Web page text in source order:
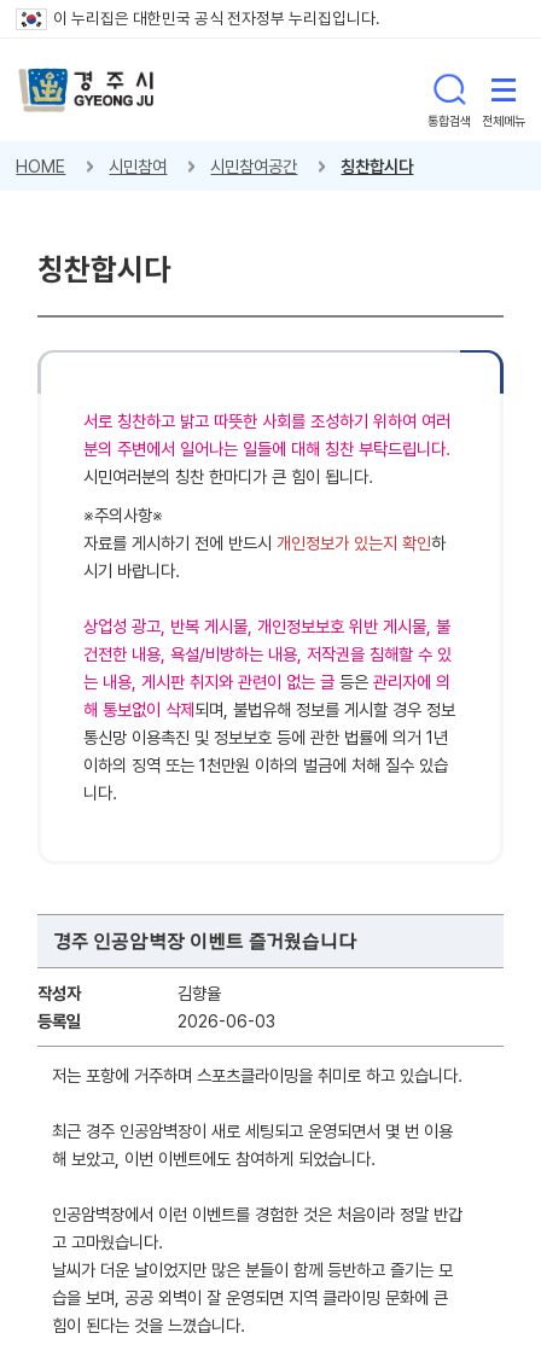
이 누리집은 대한민국 공식 전자정부 누리집입니다.
통합검색 전체메뉴
HOME 시민참여 시민참여공간 칭찬합시다
칭찬합시다
서로 칭찬하고 밝고 따뜻한 사회를 조성하기 위하여 여러
분의 주변에서 일어나는 일들에 대해 칭찬 부탁드립니다.
시민여러분의 칭찬 한마디가 큰 힘이 됩니다.
※주의사항※
자료를 게시하기 전에 반드시개인정보가 있는지 확인하
시기 바랍니다.
상업성 광고, 반복 게시물, 개인정보보호 위반 게시물, 불
건전한 내용, 욕설/비방하는 내용, 저작권을 침해할 수 있
는 내용, 게시판 취지와 관련이 없는 글 등은관리자에 의
해 통보없이 삭제 되며, 불법유해 정보를 게시할 경우 정보
통신망 이용촉진 및 정보보호 등에 관한 법률에 의거 1년
이하의 징역 또는 1천만원 이하의 벌금에 처해 질수 있습
니다.
경주 인공암벽장 이벤트 즐거웠습니다
작성자
김향율
등록일
2026-06-03
저는 포항에 거주하며 스포츠클라이밍을 취미로 하고 있습니다.
최근 경주 인공암벽장이 새로 세팅되고 운영되면서 몇 번 이용
해 보았고, 이번 이벤트에도 참여하게 되었습니다.
인공암벽장에서 이런 이벤트를 경험한 것은 처음이라 정말 반갑
고 고마웠습니다.
날씨가 더운 날이었지만 많은 분들이 함께 등반하고 즐기는 모
습을 보며, 공공 외벽이 잘 운영되면 지역 클라이밍 문화에 큰
힘이 된다는 것을 느꼈습니다.